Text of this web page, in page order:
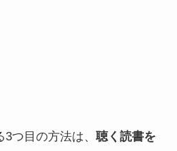
つ目の方法は、 聴く読書を